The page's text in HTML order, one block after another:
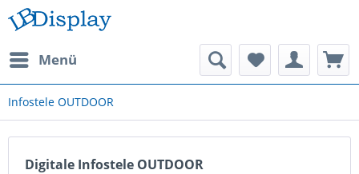
Menü
Infostele OUTDOOR
Digitale Infostele OUTDOOR